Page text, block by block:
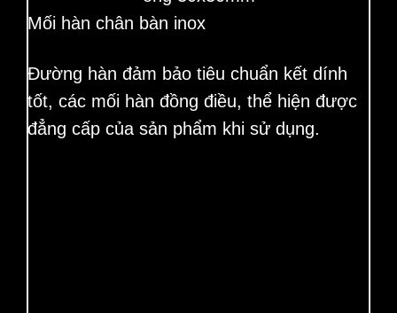
Mối hàn chân bàn inox
Đường hàn đảm bảo tiêu chuẩn kết dính
tốt, các mối hàn đồng điều, thể hiện được
đẳng cấp của sản phẩm khi sử dụng.